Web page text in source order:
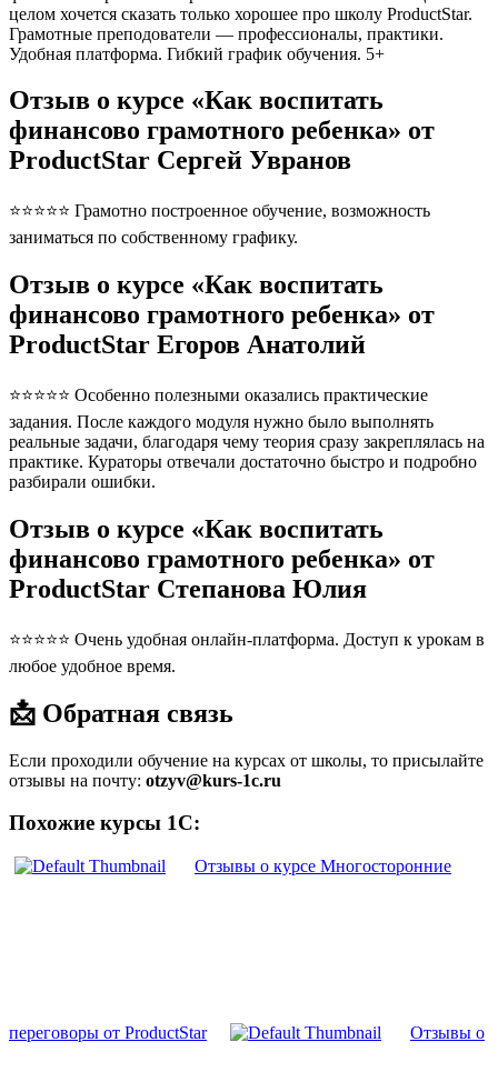
целом хочется сказать только хорошее про школу ProductStar.
Грамотные преподователи — профессионалы, практики.
Удобная платформа. Гибкий график обучения. 5+
Отзыв о курсе «Как воспитать
финансово грамотного ребенка» от
ProductStar Сергей Увранов
⭐⭐⭐⭐⭐ Грамотно построенное обучение, возможность
заниматься по собственному графику.
Отзыв о курсе «Как воспитать
финансово грамотного ребенка» от
ProductStar Егоров Анатолий
⭐⭐⭐⭐⭐ Особенно полезными оказались практические
задания. После каждого модуля нужно было выполнять
реальные задачи, благодаря чему теория сразу закреплялась на
практике. Кураторы отвечали достаточно быстро и подробно
разбирали ошибки.
Отзыв о курсе «Как воспитать
финансово грамотного ребенка» от
ProductStar Степанова Юлия
⭐⭐⭐⭐⭐ Очень удобная онлайн-платформа. Доступ к урокам в
любое удобное время.
📩 Обратная связь
Если проходили обучение на курсах от школы, то присылайте
отзывы на почту: otzyv@kurs-1c.ru
Похожие курсы 1С:
Отзывы о курсе Многосторонние
переговоры от ProductStar Отзывы о